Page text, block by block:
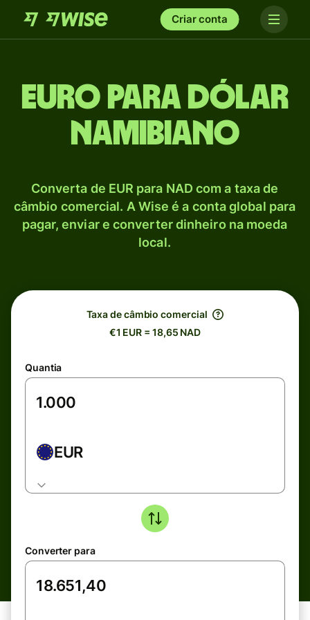
Criar conta
Euro para Dólar
namibiano
Converta de EUR para NAD com a taxa de
câmbio comercial. A Wise é a conta global para
pagar, enviar e converter dinheiro na moeda
local.
Taxa de câmbio comercial
€1 EUR = 18,65 NAD
Quantia
EUR
Converter para